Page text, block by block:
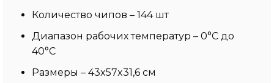
Количество чипов – 144 шт
Диапазон рабочих температур – 0°C до
40°C
Размеры – 43x57x31,6 см